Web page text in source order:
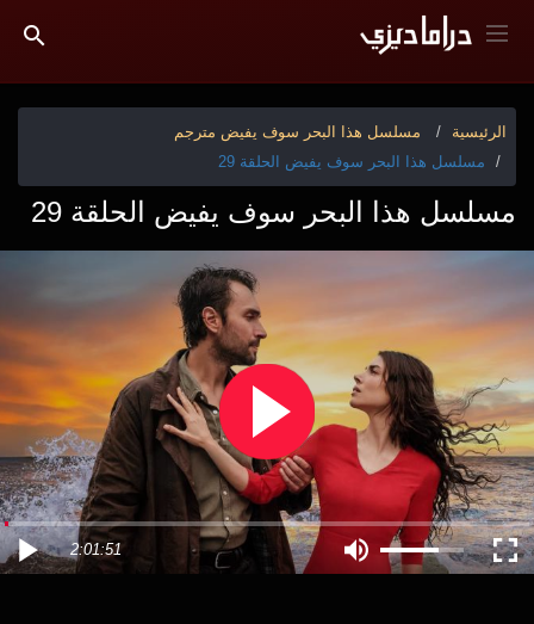
الرئيسية
مسلسل هذا البحر سوف يفيض مترجم
مسلسل هذا البحر سوف يفيض الحلقة 29
مسلسل هذا البحر سوف يفيض الحلقة 29
2:01:51